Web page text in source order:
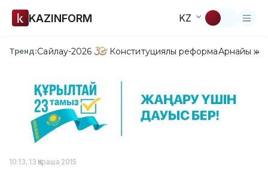
KAZINFORM KZ
Тренд:Сайлау-2026 Конституциялық реформаАрнайы
10:13, 13 Қараша 2015